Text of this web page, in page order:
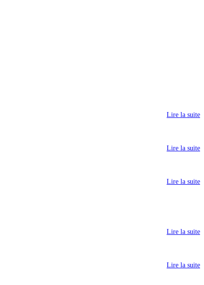
Lire la suite
Lire la suite
Lire la suite
Lire la suite
Lire la suite